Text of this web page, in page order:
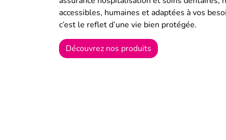
accessibles, humaines et adaptées à vos
c’est le reflet d’une vie bien protégée.
Découvrez nos produits